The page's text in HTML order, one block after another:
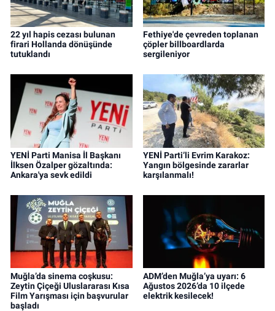
22 yıl hapis cezası bulunan
firari Hollanda dönüşünde
tutuklandı
Fethiye'de çevreden toplanan
çöpler billboardlarda
sergileniyor
YENİ Parti Manisa İl Başkanı
İlksen Özalper gözaltında:
Ankara'ya sevk edildi
YENİ Parti’li Evrim Karakoz:
Yangın bölgesinde zararlar
karşılanmalı!
Muğla’da sinema coşkusu:
Zeytin Çiçeği Uluslararası Kısa
Film Yarışması için başvurular
başladı
ADM’den Muğla’ya uyarı: 6
Ağustos 2026’da 10 ilçede
elektrik kesilecek!